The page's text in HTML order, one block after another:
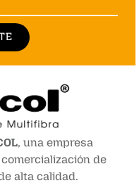
, una empresa
de
alta calidad.